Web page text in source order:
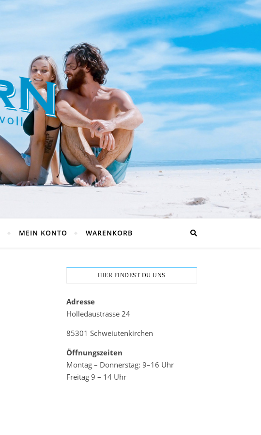
MEIN KONTO WARENKORB
HIER FINDEST DU UNS
Adresse
Holledaustrasse 24
85301 Schweiutenkirchen
Öffnungszeiten
Montag – Donnerstag: 9–16 Uhr
Freitag 9 – 14 Uhr